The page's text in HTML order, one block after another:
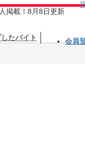
掲載！8月8日更新
たバイト 会員